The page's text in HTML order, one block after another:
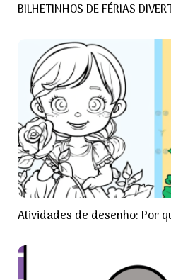
BILHETINHOS DE FÉRIAS
Atividades de desenho: Por